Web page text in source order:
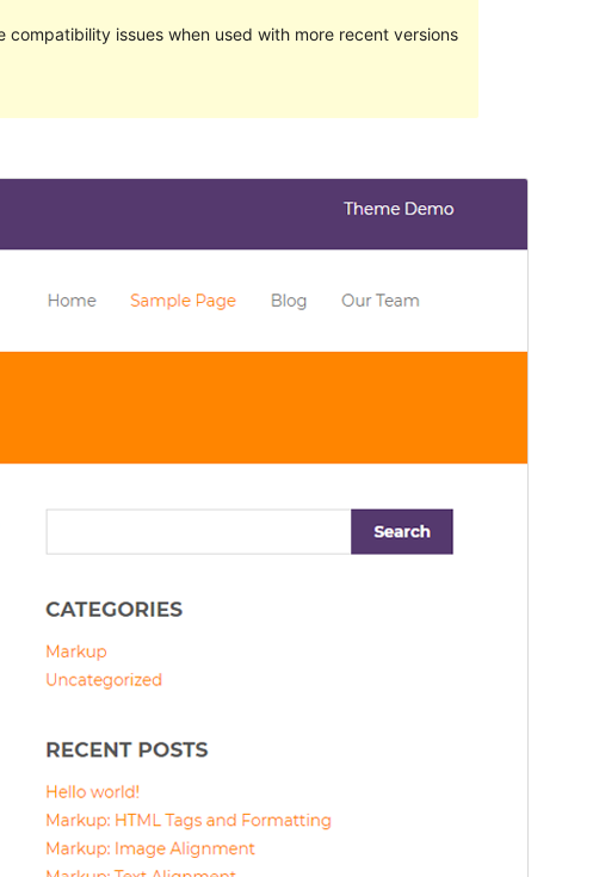
issues when used with more recent versions
সক্রিয় ইনস্টলেশনসমূহ
থিম হোমপেজ